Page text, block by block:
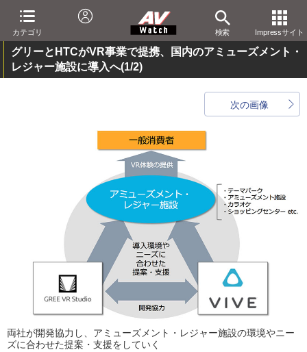
カテゴリ 検索 Impressサイト
グリーとHTCがVR事業で提携、国内のアミューズメント・
レジャー施設に導入へ(1/2)
次の画像
両社が開発協力し、アミューズメント・レジャー施設の環境やニー
ズに合わせた提案・支援をしていく